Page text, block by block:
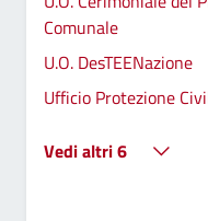
Comunale
U.O. DesTEENazione
Ufficio Protezione
Vedi altri 6